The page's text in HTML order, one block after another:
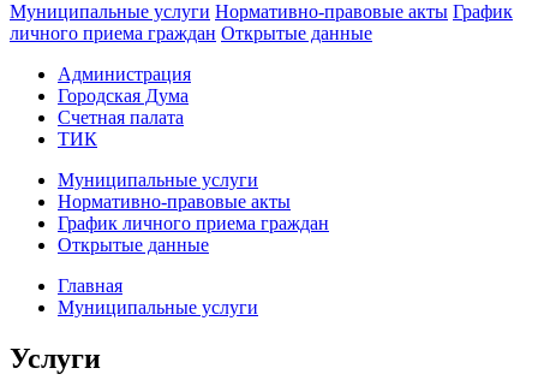
Муниципальные услуги Нормативно-правовые акты График
личного приема граждан Открытые данные
Администрация
Городская Дума
Счетная палата
ТИК
Муниципальные услуги
Нормативно-правовые акты
График личного приема граждан
Открытые данные
Главная
Муниципальные услуги
Услуги